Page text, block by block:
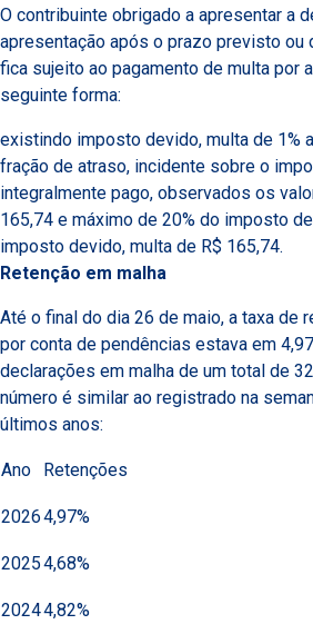
O contribuinte obrigado a apresentar a
apresentação após o prazo previsto ou
fica sujeito ao pagamento de multa por
seguinte forma:
existindo imposto devido, multa de 1%
fração de atraso, incidente sobre o
integralmente pago, observados os
165,74 e máximo de 20% do imposto
imposto devido, multa de R$ 165,74.
Retenção em malha
Até o final do dia 26 de maio, a taxa de
por conta de pendências estava em
declarações em malha de um total de
número é similar ao registrado na
últimos anos:
Ano Retenções
20264,97%
20254,68%
20244,82%